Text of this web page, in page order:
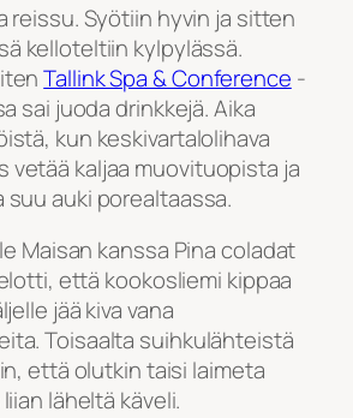
reissu. Syötiin hyvin ja sitten
kelloteltiin kylpylässä.
Tallink Spa & Conference -
sai juoda drinkkejä. Aika
kun keskivartalolihava
vetää kaljaa muovituopista ja
auki porealtaassa.
Maisan kanssa Pina coladat
että kookosliemi kippaa
jää kiva vana
Toisaalta suihkulähteistä
että olutkin taisi laimeta
läheltä käveli.